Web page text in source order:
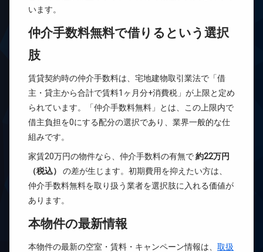
います。
仲介手数料無料で借りるという選択
肢
賃貸契約時の仲介手数料は、宅地建物取引業法で「借
主・貸主から合計で賃料1ヶ月分+消費税」が上限と定め
られています。「仲介手数料無料」とは、この上限内で
借主負担を0にする配分の選択であり、業界一般的な仕
組みです。
家賃20万円の物件なら、仲介手数料の有無で約22万円
（税込）
の差が生じます。初期費用を抑えたい方は、
仲介手数料無料を取り扱う業者を選択肢に入れる価値が
あります。
本物件の最新情報
本物件の最新の空室・賃料・キャンペーン情報は、 取扱